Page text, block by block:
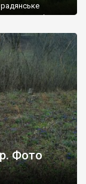
радянське
трохи далі, десь
– […]
Фото